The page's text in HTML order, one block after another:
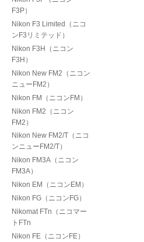
F3P）
Nikon F3 Limited（ニコ
ンF3リミテッド）
Nikon F3H（ニコン
F3H）
Nikon New FM2（ニコン
ニューFM2）
Nikon FM（ニコンFM）
Nikon FM2（ニコン
FM2）
Nikon New FM2/T（ニコ
ンニューFM2/T）
Nikon FM3A（ニコン
FM3A）
Nikon EM（ニコンEM）
Nikon FG（ニコンFG）
Nikomat FTn（ニコマー
トFTn
Nikon FE（ニコンFE）